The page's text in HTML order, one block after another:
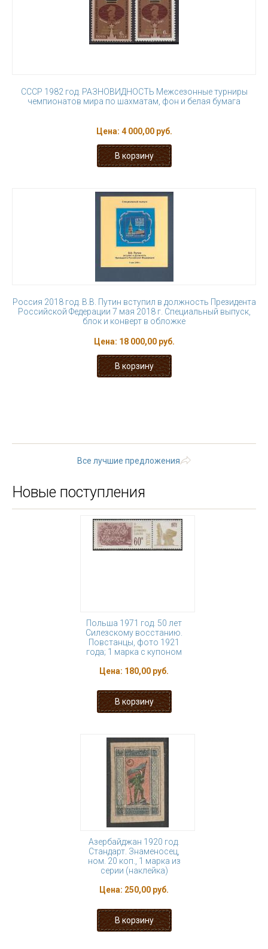
СССР 1982 год. РАЗНОВИДНОСТЬ Межсезонные турниры
чемпионатов мира по шахматам, фон и белая бумага
Цена: 4 000,00 руб.
Россия 2018 год. В.В. Путин вступил в должность Президента
Российской Федерации 7 мая 2018 г. Специальный выпуск,
блок и конверт в обложке
Цена: 18 000,00 руб.
Все лучшие предложения
Новые поступления
Польша 1971 год. 50 лет
Силезскому восстанию.
Повстанцы, фото 1921
года; 1 марка с купоном
Цена: 180,00 руб.
Азербайджан 1920 год.
Стандарт. Знаменосец,
ном. 20 коп., 1 марка из
серии (наклейка)
Цена: 250,00 руб.